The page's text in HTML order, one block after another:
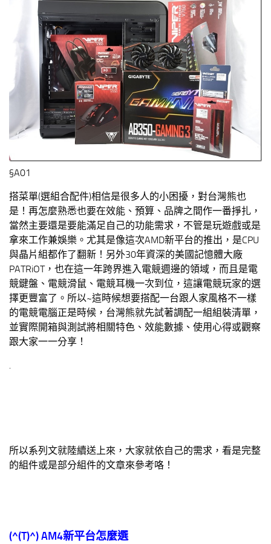
§A01
搭菜單(選組合配件)相信是很多人的小困擾，對台灣熊也
是！再怎麼熟悉也要在效能、預算、品牌之間作一番掙扎，
當然主要還是要能滿足自己的功能需求，不管是玩遊戲或是
拿來工作兼娛樂。尤其是像這次AMD新平台的推出，是CPU
與晶片組都作了翻新！另外30年資深的美國記憶體大廠
PATRiOT，也在這一年跨界進入電競週邊的領域，而且是電
競鍵盤、電競滑鼠、電競耳機一次到位，這讓電競玩家的選
擇更豐富了。所以~這時候想要搭配一台跟人家風格不一樣
的電競電腦正是時候，台灣熊就先試著調配一組組裝清單，
並實際開箱與測試將相關特色、效能數據、使用心得或觀察
跟大家一一分享！
所以系列文就陸續送上來，大家就依自己的需求，看是完整
的組件或是部分組件的文章來參考咯！
(^(T)^) AM4新平台怎麼選